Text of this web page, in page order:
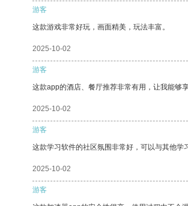
游客
这款游戏非常好玩，画面精美，玩法丰富。
2025-10-02
游客
这款app的酒店、餐厅推荐非常有用，让我能够
2025-10-02
游客
这款学习软件的社区氛围非常好，可以与其他学
2025-10-02
游客